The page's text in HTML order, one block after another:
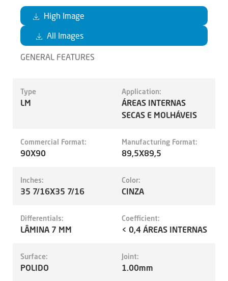
High Image
All Images
GENERAL FEATURES
Type
LM
Application:
ÁREAS INTERNAS
SECAS E MOLHÁVEIS
Commercial Format:
90X90
Manufacturing Format:
89,5X89,5
Inches:
35 7/16X35 7/16
Color:
CINZA
Differentials:
LÂMINA 7 MM
Coefficient:
< 0,4 ÁREAS INTERNAS
Surface:
POLIDO
Joint:
1.00mm